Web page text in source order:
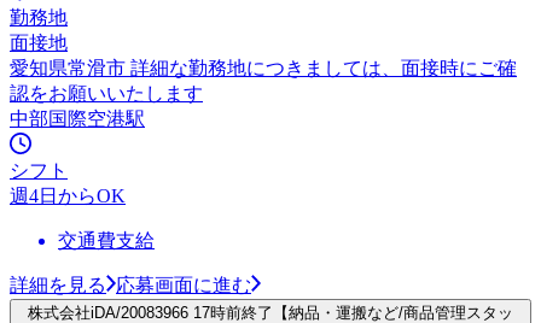
勤務地
面接地
愛知県常滑市 詳細な勤務地につきましては、面接時にご確
認をお願いいたします
中部国際空港駅
シフト
週4日からOK
交通費支給
詳細を見る 応募画面に進む
株式会社iDA/20083966 17時前終了【納品・運搬など/商品管理スタッ